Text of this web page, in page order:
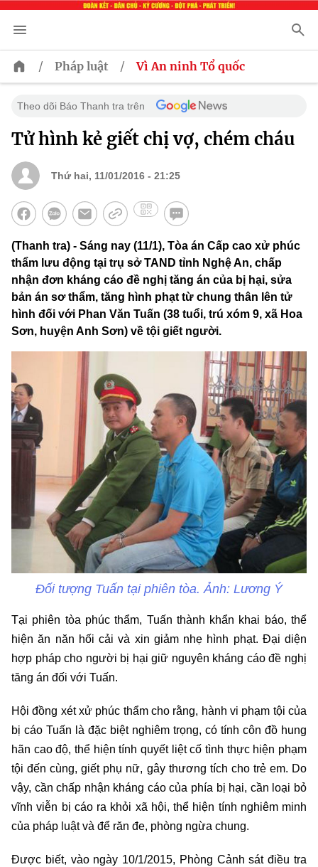
/ Pháp luật / Vì An ninh Tổ quốc
Theo dõi Báo Thanh tra trên
Tử hình kẻ giết chị vợ, chém cháu
Thứ hai, 11/01/2016 - 21:25
(Thanh tra) - Sáng nay (11/1), Tòa án Cấp cao xử phúc
thẩm lưu động tại trụ sở TAND tỉnh Nghệ An, chấp
nhận đơn kháng cáo đề nghị tăng án của bị hại, sửa
bản án sơ thẩm, tăng hình phạt từ chung thân lên tử
hình đối với Phan Văn Tuấn (38 tuổi, trú xóm 9, xã Hoa
Sơn, huyện Anh Sơn) về tội giết người.
Đối tượng Tuấn tại phiên tòa. Ảnh: Lương Ý
Tại phiên tòa phúc thẩm, Tuấn thành khẩn khai báo, thể
hiện ăn năn hối cải và xin giảm nhẹ hình phạt. Đại diện
hợp pháp cho người bị hại giữ nguyên kháng cáo đề nghị
tăng án đối với Tuấn.
Hội đồng xét xử phúc thẩm cho rằng, hành vi phạm tội của
bị cáo Tuấn là đặc biệt nghiêm trọng, có tính côn đồ hung
hãn cao độ, thể hiện tính quyết liệt cố tình thực hiện phạm
tội đến cùng, giết phụ nữ, gây thương tích cho trẻ em. Do
vậy, cần chấp nhận kháng cáo của phía bị hại, cần loại bỏ
vĩnh viễn bị cáo ra khỏi xã hội, thể hiện tính nghiêm minh
của pháp luật và để răn đe, phòng ngừa chung.
Được biết, vào ngày 10/1/2015, Phòng Cảnh sát điều tra